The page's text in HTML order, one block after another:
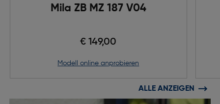
Mila ZB MZ 187 V04
€ 149,00
Modell online anprobieren
ALLE ANZEIGEN